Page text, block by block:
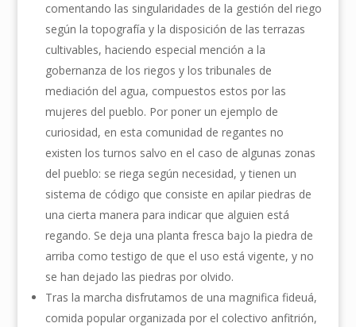
comentando las singularidades de la gestión del riego
según la topografía y la disposición de las terrazas
cultivables, haciendo especial mención a la
gobernanza de los riegos y los tribunales de
mediación del agua, compuestos estos por las
mujeres del pueblo. Por poner un ejemplo de
curiosidad, en esta comunidad de regantes no
existen los turnos salvo en el caso de algunas zonas
del pueblo: se riega según necesidad, y tienen un
sistema de código que consiste en apilar piedras de
una cierta manera para indicar que alguien está
regando. Se deja una planta fresca bajo la piedra de
arriba como testigo de que el uso está vigente, y no
se han dejado las piedras por olvido.
Tras la marcha disfrutamos de una magnifica fideuá,
comida popular organizada por el colectivo anfitrión,